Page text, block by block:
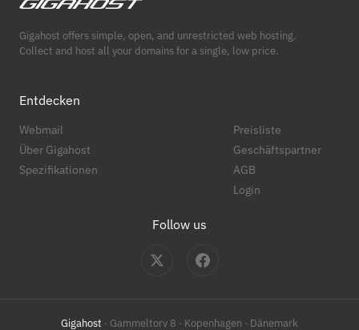
Gigahost offers simple, open, and unrestricted web hosting.
Collect and host all your domains for a single, low price.
Entdecken
Webmail
Über Gigahost
Spezifikationen
Preisliste
Geschäftspartner
AGB
Login
Follow us
Gigahost · Gammeltorv 8 · Kopenhagen · Dänemark